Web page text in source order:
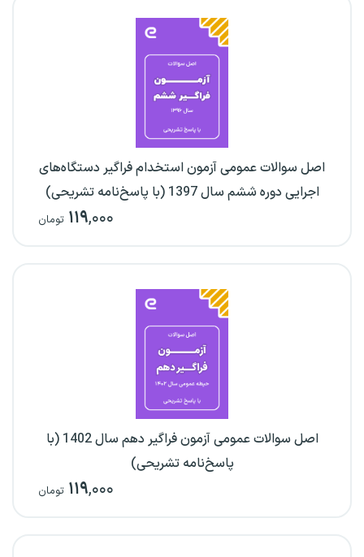
اصل سوالات عمومی آزمون استخدام فراگیر دستگاه‌های
اجرایی دوره ششم سال 1397 (با پاسخ‌نامه تشریحی)
۱۱۹,۰۰۰ تومان
اصل سوالات عمومی آزمون فراگیر دهم سال 1402 (با
پاسخ‌نامه تشریحی)
۱۱۹,۰۰۰ تومان